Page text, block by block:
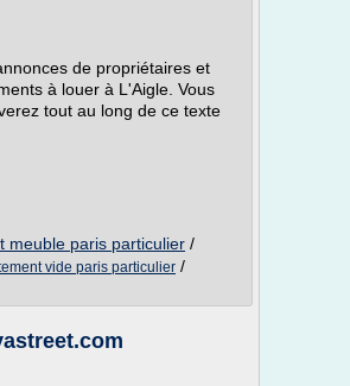
de propriétaires et
à louer à L'Aigle. Vous
tout au long de ce texte
meuble paris particulier /
vide paris particulier /